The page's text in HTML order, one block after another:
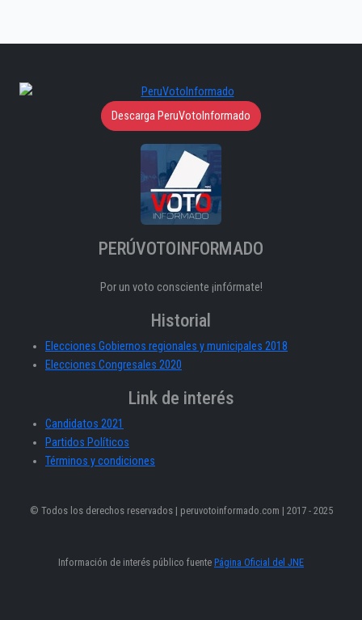
Descarga PeruVotoInformado
PERÚVOTOINFORMADO
Por un voto consciente ¡infórmate!
Historial
Elecciones Gobiernos regionales y municipales 2018
Elecciones Congresales 2020
Link de interés
Candidatos 2021
Partidos Políticos
Términos y condiciones
© Todos los derechos reservados | peruvotoinformado.com | 2017 - 2025
Información de interés público fuente Página Oficial del JNE